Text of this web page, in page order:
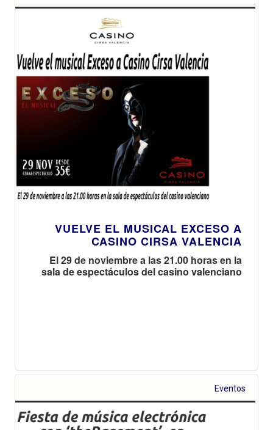
VUELVE EL MUSICAL EXCESO A
CASINO CIRSA VALENCIA
El 29 de noviembre a las 21.00 horas en la
sala de espectáculos del casino valenciano
Eventos